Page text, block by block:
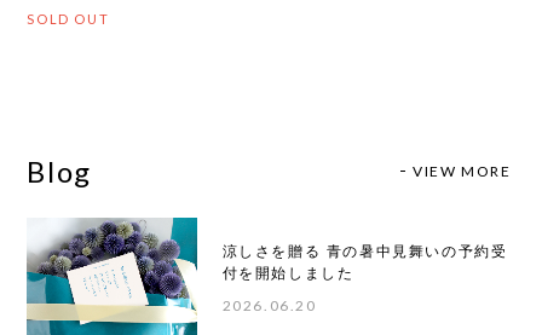
SOLD OUT
Blog VIEW MORE
涼しさを贈る 青の暑中見舞いの予約受
付を開始しました
2026.06.20